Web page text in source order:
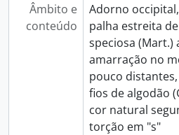
Âmbito e
conteúdo
Adorno
palha estreita
speciosa (Mart.)
amarração no
pouco
fios de algodão
cor natural
torção em "s"